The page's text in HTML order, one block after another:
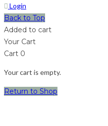
Login
Back to Top
Added to cart
Your Cart
Cart 0
Your cart is empty.
Return to Shop